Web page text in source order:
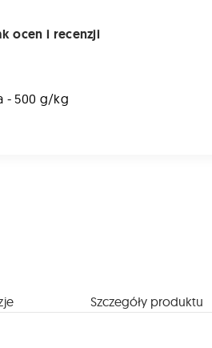
ocen i recenzji
- 500 g/kg
Szczegóły produktu